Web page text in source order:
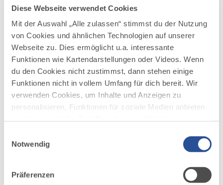
Diese Webseite verwendet Cookies
Mit der Auswahl „Alle zulassen“ stimmst du der Nutzung
von Cookies und ähnlichen Technologien auf unserer
Webseite zu. Dies ermöglicht u.a. interessante
Funktionen wie Kartendarstellungen oder Videos. Wenn
du den Cookies nicht zustimmst, dann stehen einige
Funktionen nicht in vollem Umfang für dich bereit. Wir
verwenden Cookies, um Inhalte und Anzeigen zu
personalisieren, Funktionen für soziale Medien anbieten
deiner Verwendung unserer Website an unsere Partner
möglicherweise mit weiteren Daten zusammen, die du
Notwendig
Präferenzen
©
Hügellandschaft des Westallgäus sowie dem nordöstlichen
Ufer des Bodensees. Obstanbau und Weinkultur erleben hier